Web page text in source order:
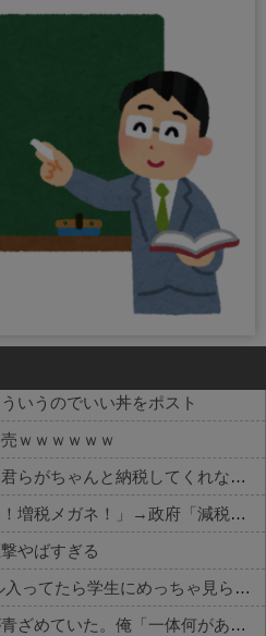
おしい！
いうのでいい丼をポスト
ｗｗｗｗｗｗ
【怒報】国税庁「あのさぁ！君らがちゃんと納税してくれないとこうなっちゃうけどどうする？！」←これw w w w w w w w
政府「増税」敵「増税すんな！増税メガネ！」→政府「減税」敵「減税すんな！社会保障どうなる！」
やばすぎる
【画像】 まま「なんかプール入ってたら学生にめっちゃ見られたw」
出張から帰ったら、嫁の顔が青ざめていた。俺「一体何があったんだ？」嫁「…」→子供たちに話を聞くと…